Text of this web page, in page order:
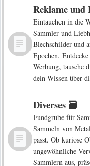
Reklame
Eintauchen in die
Sammler und
Blechschilder und
Epochen.
Werbung, tausche
dein Wissen über
Diverses 🗃️
Fundgrube für
Sammeln von
passt. Ob kuriose
ungewöhnliche
Sammlern aus,